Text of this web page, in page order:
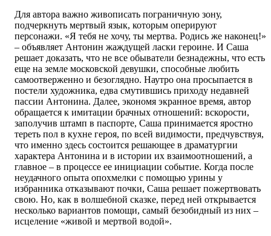
Для автора важно живописать пограничную зону,
подчеркнуть мертвый язык, которым оперируют
персонажи. «Я тебя не хочу, ты мертва. Родись же наконец!»
– объявляет Антонин жаждущей ласки героине. И Саша
решает доказать, что не все обыватели безнадежны, что есть
еще на земле московской девушки, способные любить
самоотверженно и безоглядно. Наутро она просыпается в
постели художника, едва смутившись приходу недавней
пассии Антонина. Далее, экономя экранное время, автор
обращается к имитации брачных отношений: вскорости,
заполучив штамп в паспорте, Саша принимается яростно
тереть пол в кухне героя, по всей видимости, предчувствуя,
что именно здесь состоится решающее в драматургии
характера Антонина и в истории их взаимоотношений, а
главное – в процессе ее инициации событие. Когда после
неудачного опыта опохмелки с помощью урины у
избранника отказывают почки, Саша решает пожертвовать
свою. Но, как в волшебной сказке, перед ней открывается
несколько вариантов помощи, самый безобидный из них –
исцеление «живой и мертвой водой».